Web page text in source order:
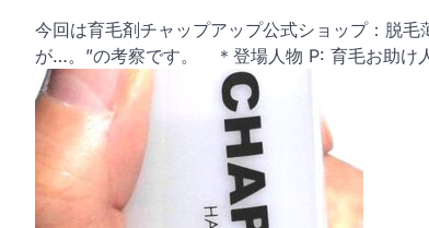
今回は育毛剤チャップアップ公式ショップ：脱
が…。”の考察です。 ＊登場人物 P: 育毛お助け